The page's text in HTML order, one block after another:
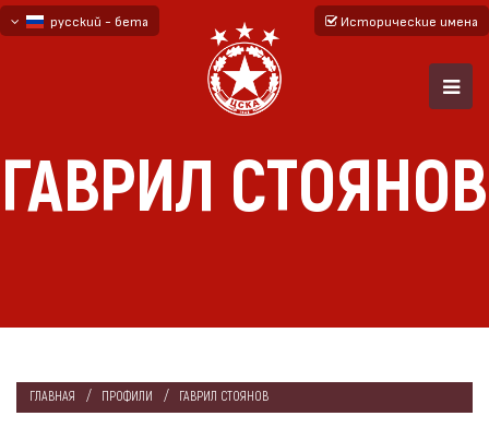
русский - бета
Исторические имена
ГАВРИЛ СТОЯНОВ
ГЛАВНАЯ ПРОФИЛИ ГАВРИЛ СТОЯНОВ